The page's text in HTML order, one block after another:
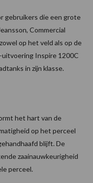
gebruikers die een grote
Commercial
op het veld als op de
uitvoering Inspire 1200C
in zijn klasse.
het hart van de
op het perceel
blijft. De
zaainauwkeurigheid
perceel.